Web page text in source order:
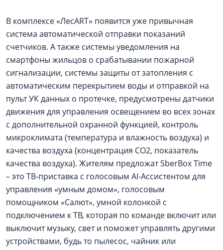
В комплексе «ЛесART» появится уже привычная
система автоматической отправки показаний
счетчиков. А также системы уведомления на
смартфоны жильцов о срабатывании пожарной
сигнализации, системы защиты от затопления с
автоматическим перекрытием воды и отправкой на
пульт УК данных о протечке, предусмотрены датчики
движения для управления освещением во всех зонах
с дополнительной охранной функцией, контроль
микроклимата (температура и влажность воздуха) и
качества воздуха (концентрация CO2, показатель
качества воздуха). Жителям предложат SberBox Time
– это ТВ-приставка с голосовым AI-Ассистентом для
управления «умным домом», голосовым
помощником «Салют», умной колонкой с
подключением к ТВ, которая по команде включит или
выключит музыку, свет и поможет управлять другими
устройствами, будь то пылесос, чайник или